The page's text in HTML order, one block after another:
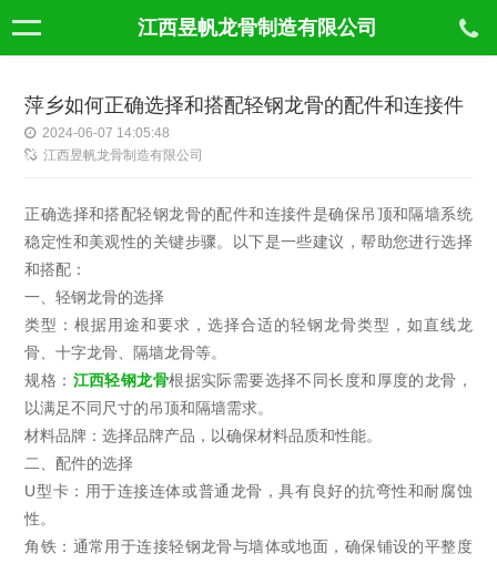
江西昱帆龙骨制造有限公司
萍乡如何正确选择和搭配轻钢龙骨的配件和连接件
2024-06-07 14:05:48
江西昱帆龙骨制造有限公司
正确选择和搭配轻钢龙骨的配件和连接件是确保吊顶和隔墙系统
稳定性和美观性的关键步骤。以下是一些建议，帮助您进行选择
和搭配：
一、轻钢龙骨的选择
类型：根据用途和要求，选择合适的轻钢龙骨类型，如直线龙
骨、十字龙骨、隔墙龙骨等。
规格： 江西轻钢龙骨根据实际需要选择不同长度和厚度的龙骨，
以满足不同尺寸的吊顶和隔墙需求。
材料品牌：选择品牌产品，以确保材料品质和性能。
二、配件的选择
U型卡：用于连接连体或普通龙骨，具有良好的抗弯性和耐腐蚀
性。
角铁：通常用于连接轻钢龙骨与墙体或地面，确保铺设的平整度